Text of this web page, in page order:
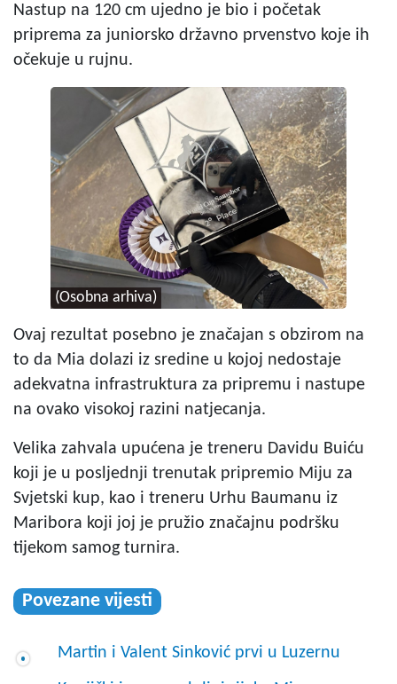
Nastup na 120 cm ujedno je bio i početak
priprema za juniorsko državno prvenstvo koje ih
očekuje u rujnu.
(Osobna arhiva)
Ovaj rezultat posebno je značajan s obzirom na
to da Mia dolazi iz sredine u kojoj nedostaje
adekvatna infrastruktura za pripremu i nastupe
na ovako visokoj razini natjecanja.
Velika zahvala upućena je treneru Davidu Buiću
koji je u posljednji trenutak pripremio Miju za
Svjetski kup, kao i treneru Urhu Baumanu iz
Maribora koji joj je pružio značajnu podršku
tijekom samog turnira.
Povezane vijesti
Martin i Valent Sinković prvi u Luzernu